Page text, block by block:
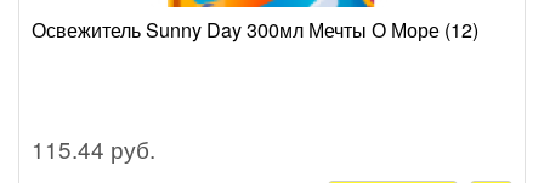
Освежитель Sunny Day 300мл Мечты О Море (12)
115.44 руб.